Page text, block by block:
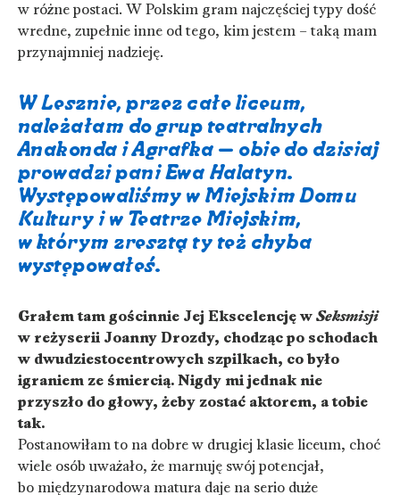
w różne postaci. W Polskim gram najczęściej typy dość
wredne, zupełnie inne od tego, kim jestem – taką mam
przynajmniej nadzieję.
W Lesznie, przez całe liceum,
należałam do grup teatralnych
Anakonda i Agrafka – obie do dzisiaj
prowadzi pani Ewa Halatyn.
Występowaliśmy w Miejskim Domu
Kultury i w Teatrze Miejskim,
w którym zresztą ty też chyba
występowałeś.
Grałem tam gościnnie Jej Ekscelencję w Seksmisji
w reżyserii Joanny Drozdy, chodząc po schodach
w dwudziestocentrowych szpilkach, co było
igraniem ze śmiercią. Nigdy mi jednak nie
przyszło do głowy, żeby zostać aktorem, a tobie
tak.
Postanowiłam to na dobre w drugiej klasie liceum, choć
wiele osób uważało, że marnuję swój potencjał,
bo międzynarodowa matura daje na serio duże